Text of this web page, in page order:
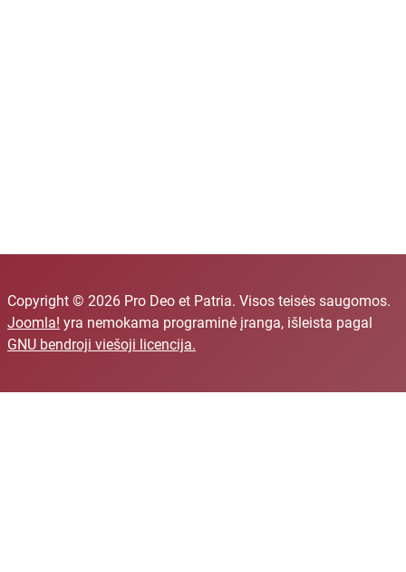
Copyright © 2026 Pro Deo et Patria. Visos teisės saugomos.
Joomla! yra nemokama programinė įranga, išleista pagal
GNU bendroji viešoji licencija.